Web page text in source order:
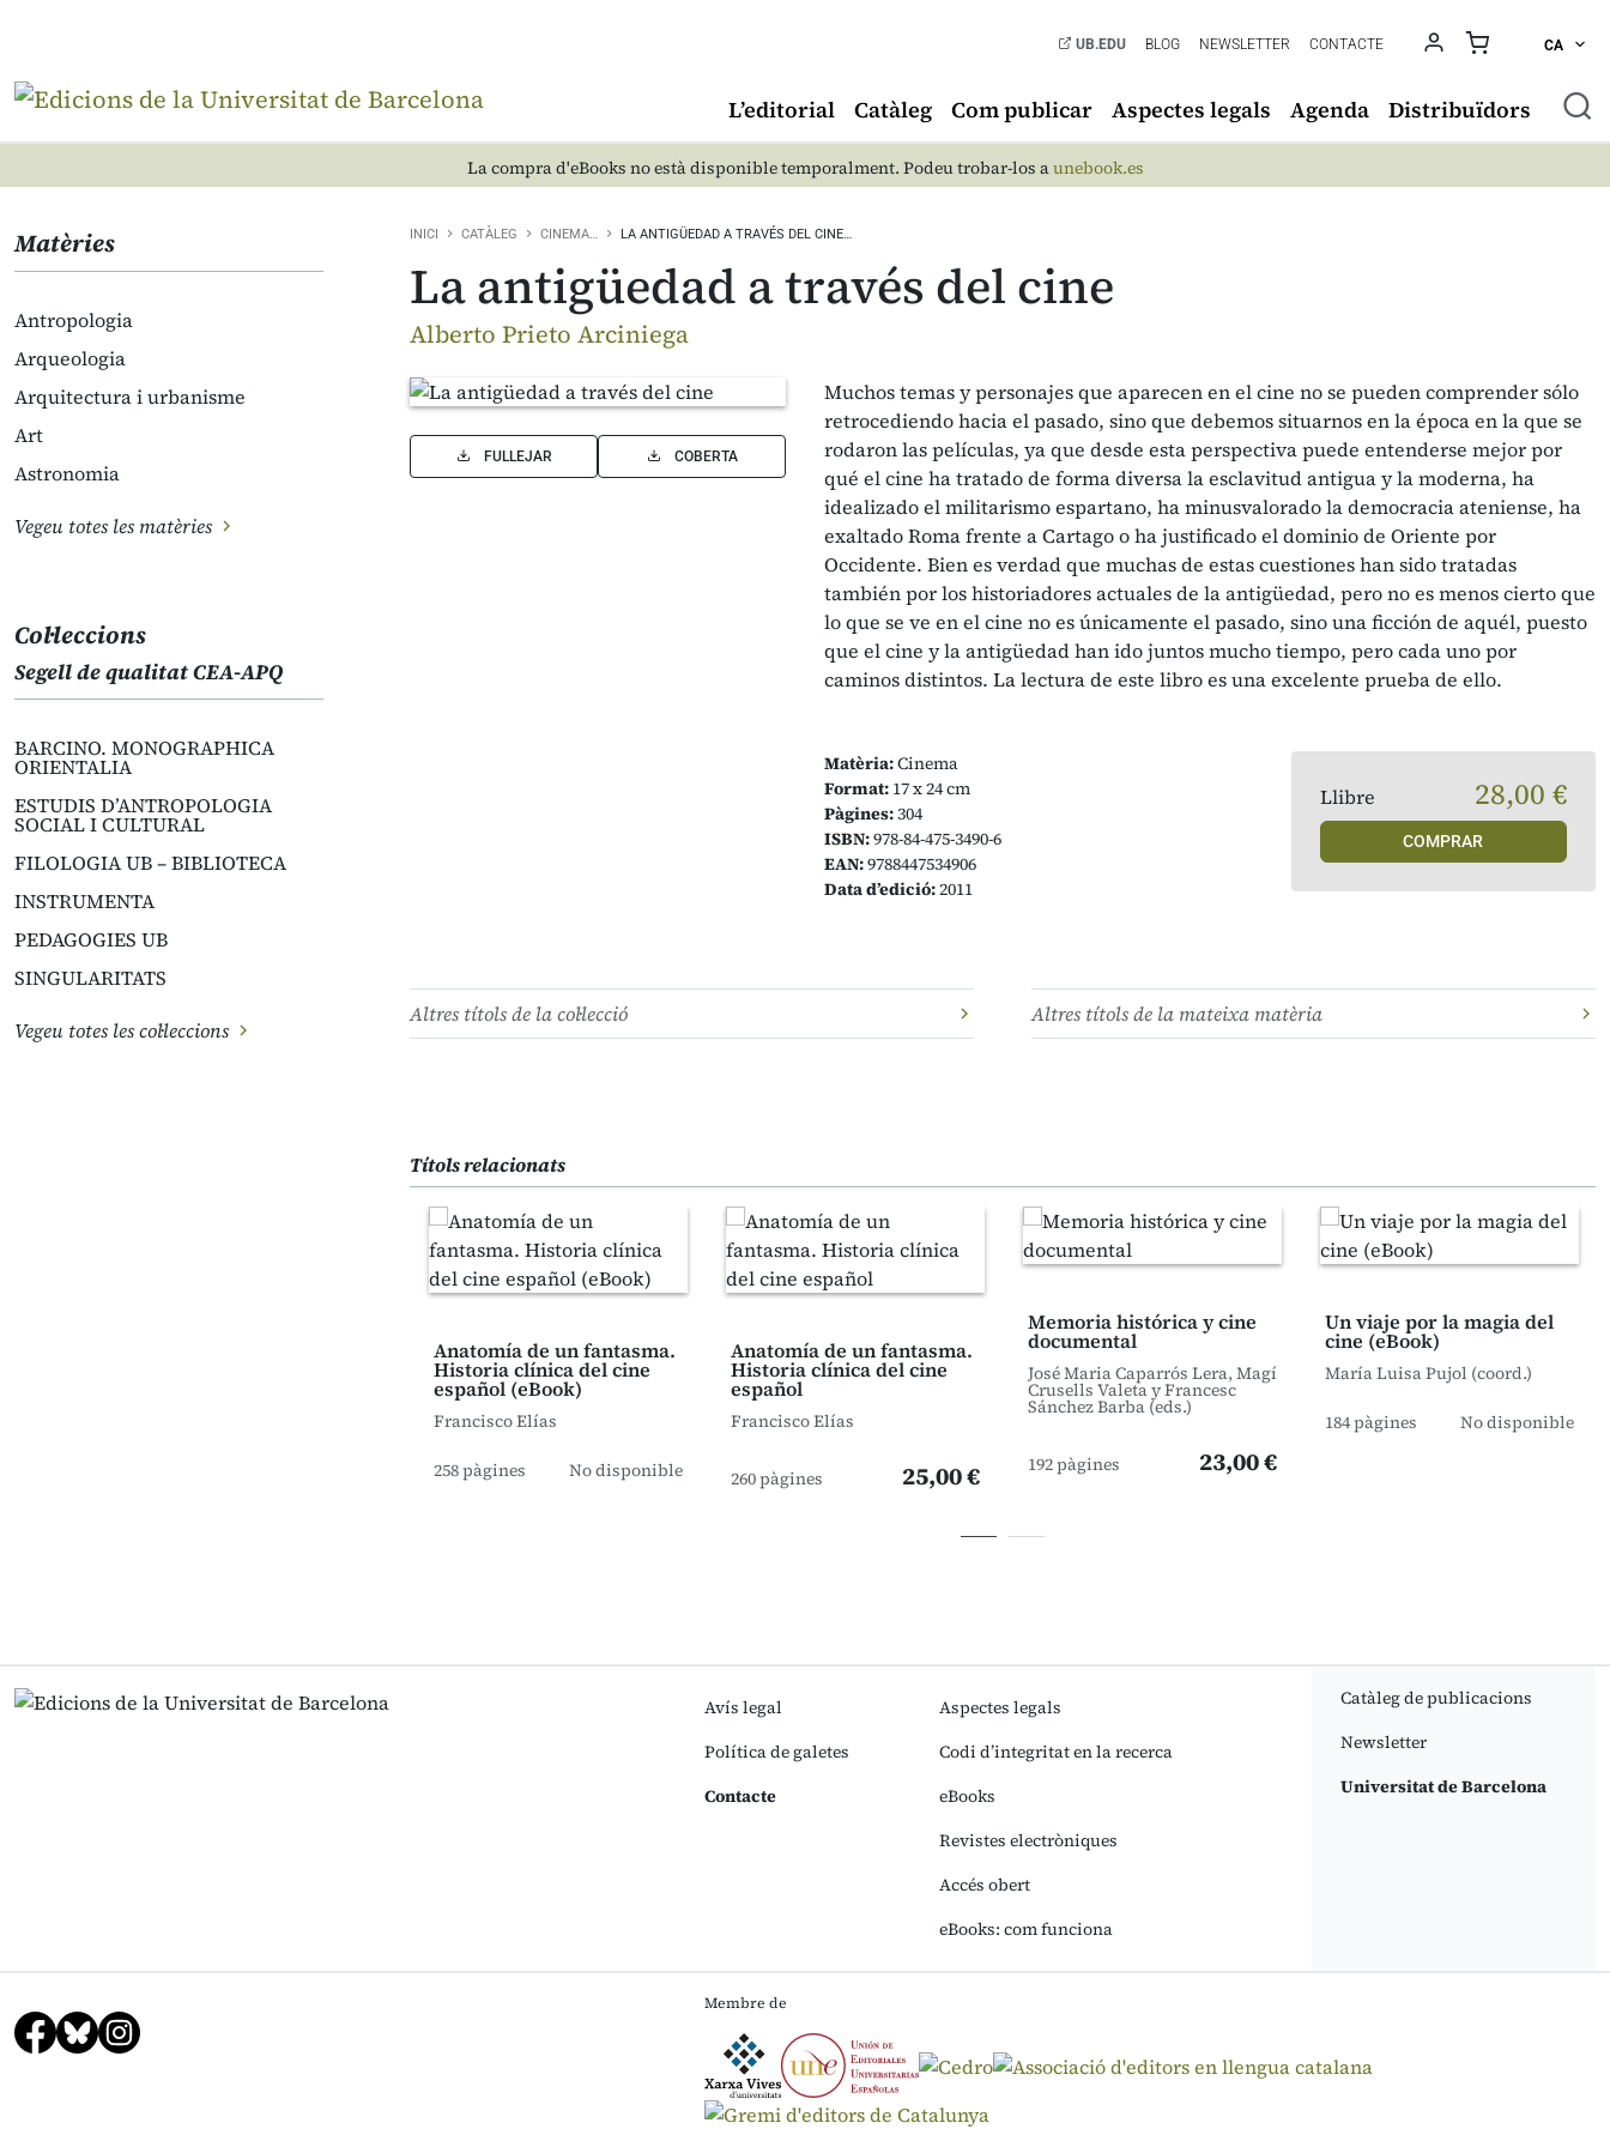
UB.EDU BLOG NEWSLETTER CONTACTE CA
L’editorial Catàleg Com publicar Aspectes legals Agenda Distribuïdors
La compra d'eBooks no està disponible temporalment. Podeu trobar-los aunebook.es
Matèries
Antropologia
Arqueologia
Arquitectura i urbanisme
Art
Astronomia
Vegeu totes les matèries
Col·leccions
Segell de qualitat CEA-APQ
BARCINO. MONOGRAPHICA
ORIENTALIA
ESTUDIS D’ANTROPOLOGIA
SOCIAL I CULTURAL
FILOLOGIA UB – BIBLIOTECA
INSTRUMENTA
PEDAGOGIES UB
SINGULARITATS
Vegeu totes les col·leccions
INICI CATÀLEG CINEMA… LA ANTIGÜEDAD A TRAVÉS DEL CINE…
La antigüedad a través del cine
Alberto Prieto Arciniega
FULLEJAR COBERTA
Muchos temas y personajes que aparecen en el cine no se pueden comprender sólo
retrocediendo hacia el pasado, sino que debemos situarnos en la época en la que se
rodaron las películas, ya que desde esta perspectiva puede entenderse mejor por
qué el cine ha tratado de forma diversa la esclavitud antigua y la moderna, ha
idealizado el militarismo espartano, ha minusvalorado la democracia ateniense, ha
exaltado Roma frente a Cartago o ha justificado el dominio de Oriente por
Occidente. Bien es verdad que muchas de estas cuestiones han sido tratadas
también por los historiadores actuales de la antigüedad, pero no es menos cierto que
lo que se ve en el cine no es únicamente el pasado, sino una ficción de aquél, puesto
que el cine y la antigüedad han ido juntos mucho tiempo, pero cada uno por
caminos distintos. La lectura de este libro es una excelente prueba de ello.
Matèria:Cinema
Format: 17 x 24 cm
Pàgines:304
ISBN:978-84-475-3490-6
EAN:9788447534906
Data d’edició:2011
Llibre 28,00 €
COMPRAR
Altres títols de la col·lecció Altres títols de la mateixa matèria
Títols relacionats
Anatomía de un fantasma.
Historia clínica del cine
español (eBook)
Francisco Elías
258 pàgines No disponible
Anatomía de un fantasma.
Historia clínica del cine
español
Francisco Elías
260 pàgines 25,00 €
Memoria histórica y cine
documental
José Maria Caparrós Lera, Magí
Crusells Valeta y Francesc
Sánchez Barba (eds.)
192 pàgines 23,00 €
Un viaje por la magia del
cine (eBook)
María Luisa Pujol (coord.)
184 pàgines No disponible
Avís legal
Política de galetes
Contacte
Aspectes legals
Codi d’integritat en la recerca
eBooks
Revistes electròniques
Accés obert
eBooks: com funciona
Catàleg de publicacions
Newsletter
Universitat de Barcelona
Membre de